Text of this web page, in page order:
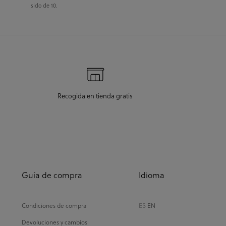
sido de 10.
Recogida en tienda gratis
Guía de compra
Condiciones de compra
Devoluciones y cambios
Idioma
ES EN